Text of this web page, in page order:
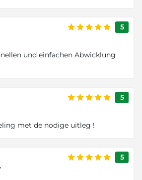
5
und einfachen Abwicklung
5
met de nodige uitleg !
5